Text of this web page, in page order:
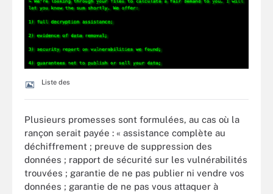
Liste des
Plusieurs promesses sont formulées, au cas où la
rançon serait payée : « assistance complète au
déchiffrement ; preuve de suppression des
données ; rapport de sécurité sur les vulnérabilités
trouvées ; garantie de ne pas publier ni vendre vos
données ; garantie de ne pas vous attaquer à